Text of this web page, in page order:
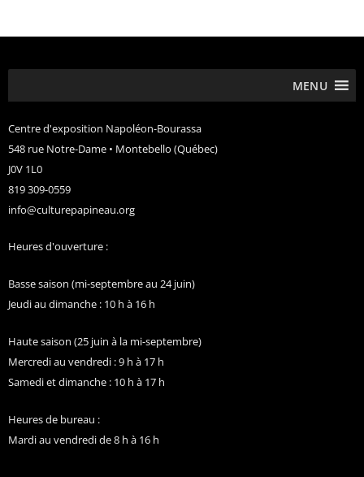
MENU
Centre d'exposition Napoléon-Bourassa
548 rue Notre-Dame • Montebello (Québec)
J0V 1L0
819 309-0559
info@culturepapineau.org
Heures d'ouverture :
Basse saison (mi-septembre au 24 juin)
Jeudi au dimanche : 10 h à 16 h
Haute saison (25 juin à la mi-septembre)
Mercredi au vendredi : 9 h à 17 h
Samedi et dimanche : 10 h à 17 h
Heures de bureau :
Mardi au vendredi de 8 h à 16 h